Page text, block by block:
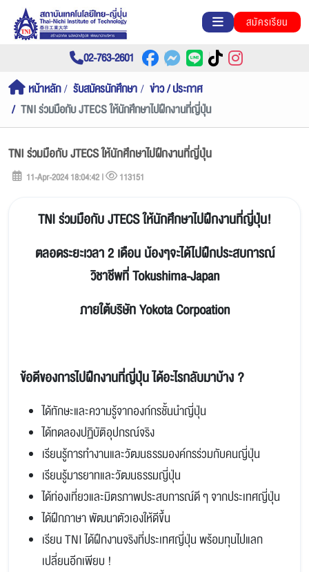
สมัครเรียน
02-763-2601
หน้าหลัก รับสมัครนักศึกษา
ข่าว / ประกาศ
TNI ร่วมมือกับ JTECS ให้นักศึกษาไปฝึกงานที่ญี่ปุ่น
TNI ร่วมมือกับ JTECS ให้นักศึกษาไปฝึกงานที่ญี่ปุ่น
11-Apr-2024 18:04:42 | 113151
TNI ร่วมมือกับ JTECS ให้นักศึกษาไปฝึกงานที่ญี่ปุ่น!
ตลอดระยะเวลา 2 เดือน น้องๆจะได้ไปฝึกประสบการณ์
วิชาชีพที่ Tokushima-Japan
ภายใต้บริษัท Yokota Corpoation
ข้อดีของการไปฝึกงานที่ญี่ปุ่น ได้อะไรกลับมาบ้าง ?
ได้ทักษะและความรู้จากองก์กรชั้นนำญี่ปุ่น
ได้ทดลองปฏิบัติอุปกรณ์จริง
เรียนรู้การทำงานและวัฒนธรรมองค์กรร่วมกับคนญี่ปุ่น
เรียนรู้มารยาทและวัฒนธรรมญี่ปุ่น
ได้ท่องเที่ยวและมิตรภาพประสบการณ์ดี ๆ จากประเทศญี่ปุ่น
ได้ฝึกภาษา พัฒนาตัวเองให้ดีขึ้น
เรียน TNI ได้ฝึกงานจริงที่ประเทศญี่ปุ่น พร้อมทุนไปแลก
เปลี่ยนอีกเพียบ !